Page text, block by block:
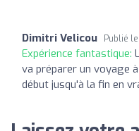
Dimitri Velicou Publié le
Expérience fantastique:
va préparer un voyage
début jusqu'à la fin en